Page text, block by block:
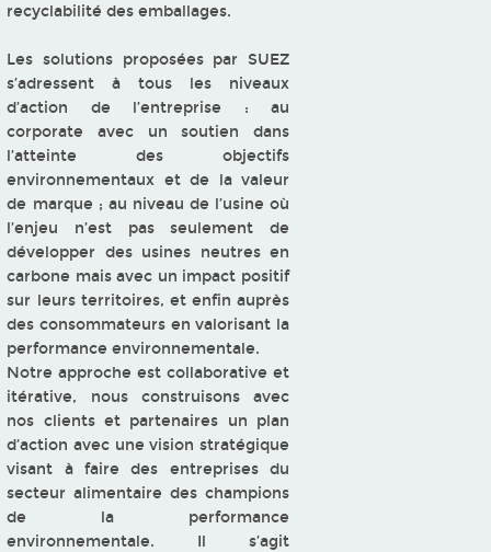
recyclabilité des emballages.
Les solutions proposées par SUEZ
s’adressent à tous les niveaux
d’action de l’entreprise : au
corporate avec un soutien dans
l’atteinte des objectifs
environnementaux et de la valeur
de marque ; au niveau de l’usine où
l’enjeu n’est pas seulement de
développer des usines neutres en
carbone mais avec un impact positif
sur leurs territoires, et enfin auprès
des consommateurs en valorisant la
performance environnementale.
Notre approche est collaborative et
itérative, nous construisons avec
nos clients et partenaires un plan
d’action avec une vision stratégique
visant à faire des entreprises du
secteur alimentaire des champions
de la performance
environnementale. Il s’agit